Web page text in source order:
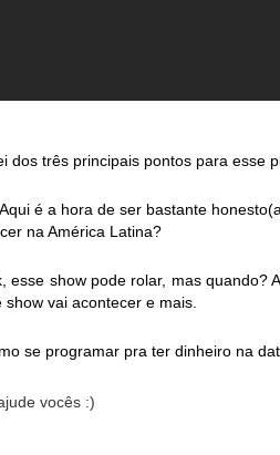
dos três principais pontos para esse
Aqui é a hora de ser bastante
na América Latina?
esse show pode rolar, mas quando?
show vai acontecer e mais.
se programar pra ter dinheiro na
vocês :)